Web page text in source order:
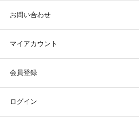
お問い合わせ
マイアカウント
会員登録
ログイン